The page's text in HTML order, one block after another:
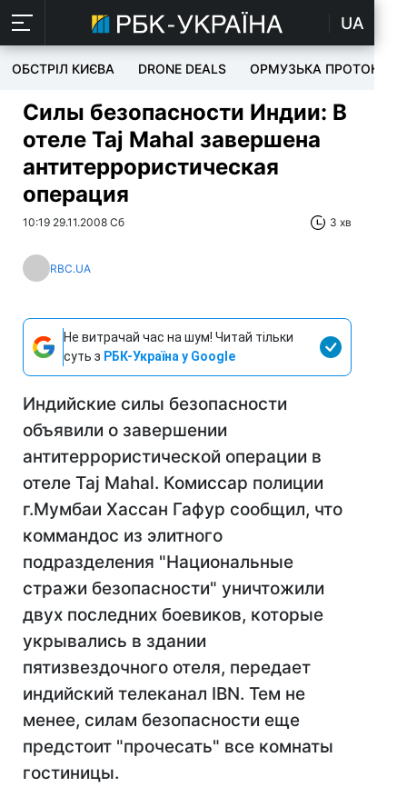
UA
ОБСТРІЛ КИЄВА DRONE DEALS ОРМУЗЬКА ПРОТОКА
Силы безопасности Индии: В
отеле Taj Мahal завершена
антитеррористическая
операция
10:19 29.11.2008 Сб 3 хв
RBC.UA
Не витрачай час на шум! Читай тільки
суть з РБК-Україна у Google
Индийские силы безопасности
объявили о завершении
антитеррористической операции в
отеле Taj Mahal. Комиссар полиции
г.Мумбаи Хассан Гафур сообщил, что
коммандос из элитного
подразделения "Национальные
стражи безопасности" уничтожили
двух последних боевиков, которые
укрывались в здании
пятизвездочного отеля, передает
индийский телеканал IBN. Тем не
менее, силам безопасности еще
предстоит "прочесать" все комнаты
гостиницы.